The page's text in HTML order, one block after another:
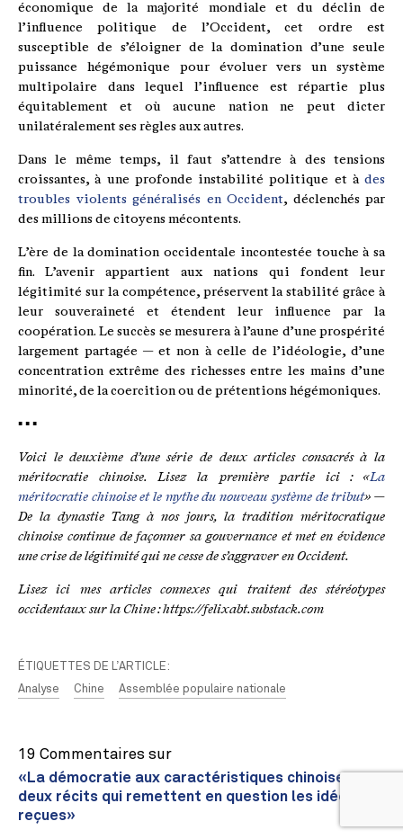
économique de la majorité mondiale et du déclin de
l’influence politique de l’Occident, cet ordre est
susceptible de s’éloigner de la domination d’une seule
puissance hégémonique pour évoluer vers un système
multipolaire dans lequel l’influence est répartie plus
équitablement et où aucune nation ne peut dicter
unilatéralement ses règles aux autres.
Dans le même temps, il faut s’attendre à des tensions
croissantes, à une profonde instabilité politique et à des
troubles violents généralisés en Occident, déclenchés par
des millions de citoyens mécontents.
L’ère de la domination occidentale incontestée touche à sa
fin. L’avenir appartient aux nations qui fondent leur
légitimité sur la compétence, préservent la stabilité grâce à
leur souveraineté et étendent leur influence par la
coopération. Le succès se mesurera à l’aune d’une prospérité
largement partagée — et non à celle de l’idéologie, d’une
concentration extrême des richesses entre les mains d’une
minorité, de la coercition ou de prétentions hégémoniques.
▪ ▪ ▪
Voici le deuxième d’une série de deux articles consacrés à la
méritocratie chinoise. Lisez la première partie ici : «La
méritocratie chinoise et le mythe du nouveau système de tribut» —
De la dynastie Tang à nos jours, la tradition méritocratique
chinoise continue de façonner sa gouvernance et met en évidence
une crise de légitimité qui ne cesse de s’aggraver en Occident.
Lisez ici mes articles connexes qui traitent des stéréotypes
occidentaux sur la Chine : https://felixabt.substack.com
ÉTIQUETTES DE L’ARTICLE:
Analyse
Chine Assemblée populaire nationale
19 Commentaires sur
«La démocratie aux caractéristiques chinoises :
deux récits qui remettent en question les idées
reçues»